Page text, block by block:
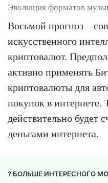
Эволюция форматов
Восьмой прогноз –
искусственного
криптовалют.
активно применять
криптовалюты для
покупок в интернете.
действительно будет
деньгами интернета.
? БОЛЬШЕ ИНТЕРЕСНОГО